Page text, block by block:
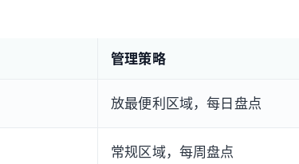
管理策略
放最便利区域，每日盘点
常规区域，每周盘点